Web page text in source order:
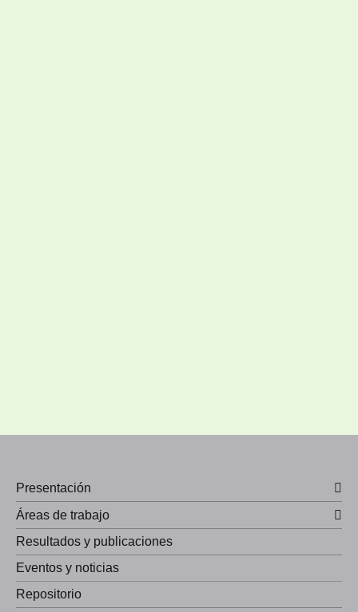
Presentación
Áreas de trabajo
Resultados y publicaciones
Eventos y noticias
Repositorio